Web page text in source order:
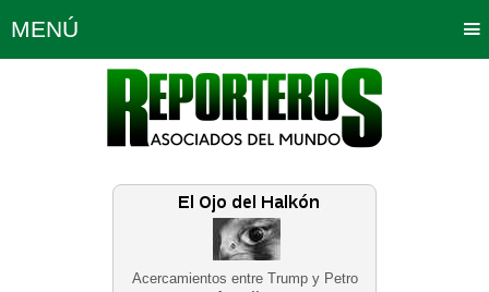
Acercamientos entre Trump y Petro
MENÚ
Política Opinión Bogotá
Planeta Tierra Deportes
Educación Neira